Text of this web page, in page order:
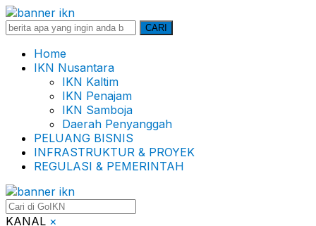
Search
CARI
Home
IKN Nusantara
IKN Kaltim
IKN Penajam
IKN Samboja
Daerah Penyanggah
PELUANG BISNIS
INFRASTRUKTUR & PROYEK
REGULASI & PEMERINTAH
KANAL ×